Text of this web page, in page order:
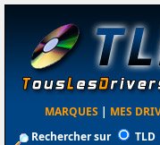
MARQUES | MES
Rechercher sur
TLD